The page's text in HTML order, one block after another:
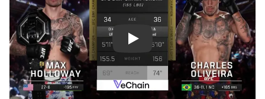
Смотреть видео YouTube